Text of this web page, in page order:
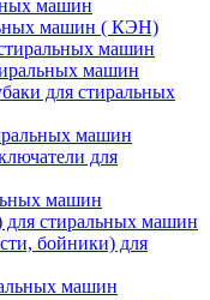
машин
машин ( КЭН)
машин
машин
для стиральных
машин
для
машин
стиральных машин
бойники) для
машин